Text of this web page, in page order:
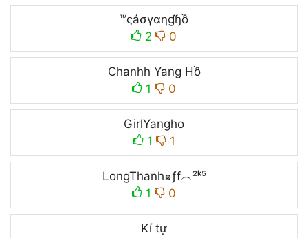
™ςáσγαηɠɧồ
2
0
Chanhh Yang Hồ
1
0
GirlYangho
1
1
LongThanh๑ƒf︵²ᵏ⁵
1
0
Kí tự